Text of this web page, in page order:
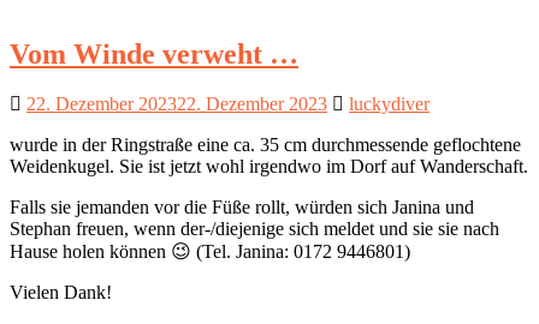
Vom Winde verweht …
22. Dezember 202322. Dezember 2023
luckydiver
wurde in der Ringstraße eine ca. 35 cm durchmessende geflochtene
Weidenkugel. Sie ist jetzt wohl irgendwo im Dorf auf Wanderschaft.
Falls sie jemanden vor die Füße rollt, würden sich Janina und
Stephan freuen, wenn der-/diejenige sich meldet und sie sie nach
Hause holen können 😉 (Tel. Janina: 0172 9446801)
Vielen Dank!